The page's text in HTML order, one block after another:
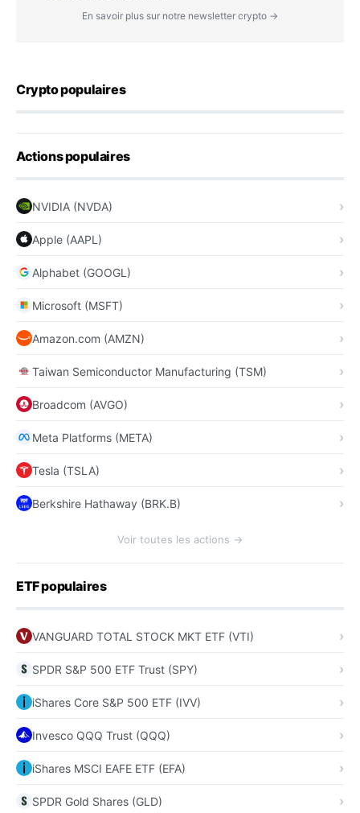
En savoir plus sur notre newsletter crypto →
Crypto populaires
Actions populaires
NVIDIA (NVDA)
Apple (AAPL)
Alphabet (GOOGL)
Microsoft (MSFT)
Amazon.com (AMZN)
Taiwan Semiconductor Manufacturing (TSM)
Broadcom (AVGO)
Meta Platforms (META)
Tesla (TSLA)
Berkshire Hathaway (BRK.B)
Voir toutes les actions →
ETF populaires
VANGUARD TOTAL STOCK MKT ETF (VTI)
SPDR S&P 500 ETF Trust (SPY)
iShares Core S&P 500 ETF (IVV)
Invesco QQQ Trust (QQQ)
iShares MSCI EAFE ETF (EFA)
SPDR Gold Shares (GLD)